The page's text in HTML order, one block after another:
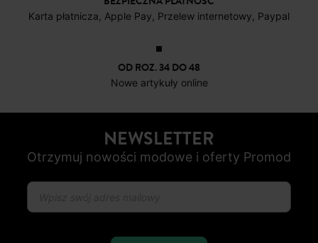
Karta płatnicza, Apple Pay, Przelew internetowy, Paypal
OD ROZ. 34 DO 48
Nowe artykuły online
NEWSLETTER
Otrzymuj nowości modowe i oferty Promod